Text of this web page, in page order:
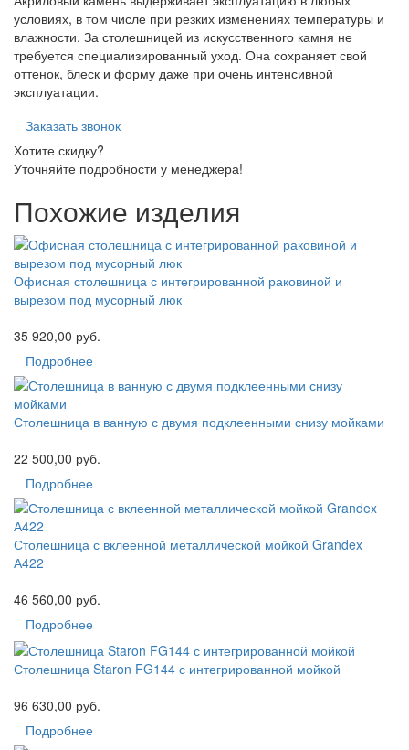
условиях, в том числе при резких изменениях температуры и
влажности. За столешницей из искусственного камня не
требуется специализированный уход. Она сохраняет свой
оттенок, блеск и форму даже при очень интенсивной
эксплуатации.
Заказать звонок
Хотите скидку?
Уточняйте подробности у менеджера!
Похожие изделия
Офисная столешница с интегрированной раковиной и
вырезом под мусорный люк
35 920,00 руб.
Подробнее
Столешница в ванную с двумя подклеенными снизу мойками
22 500,00 руб.
Подробнее
Столешница с вклеенной металлической мойкой Grandex
А422
46 560,00 руб.
Подробнее
Столешница Staron FG144 с интегрированной мойкой
96 630,00 руб.
Подробнее